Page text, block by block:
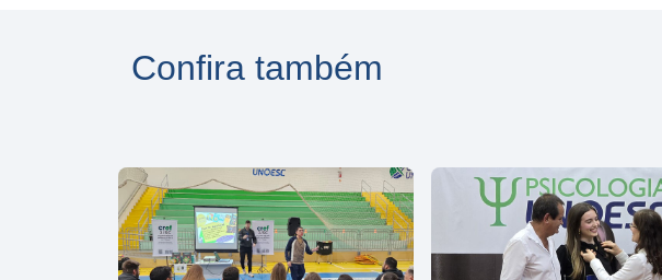
Confira também